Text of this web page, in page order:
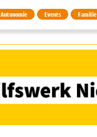
Autonomie Events Familie